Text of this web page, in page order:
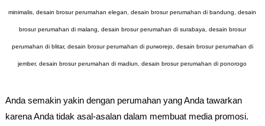
minimalis, desain brosur perumahan elegan, desain brosur perumahan di bandung, desain
brosur perumahan di malang, desain brosur perumahan di surabaya, desain brosur
perumahan di blitar, desain brosur perumahan di purworejo, desain brosur perumahan di
jember, desain brosur perumahan di madiun, desain brosur perumahan di ponorogo
Anda semakin yakin dengan perumahan yang Anda tawarkan
karena Anda tidak asal-asalan dalam membuat media promosi.